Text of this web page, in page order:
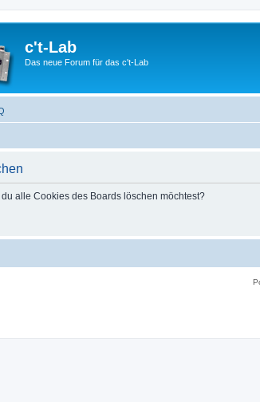
c't-Lab
Das neue Forum für das c't-Lab
du alle Cookies des Boards löschen möchtest?